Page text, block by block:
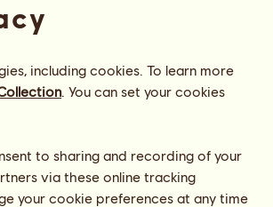
including cookies. To learn more
. You can set your cookies
to sharing and recording of your
via these online tracking
your cookie preferences at any time